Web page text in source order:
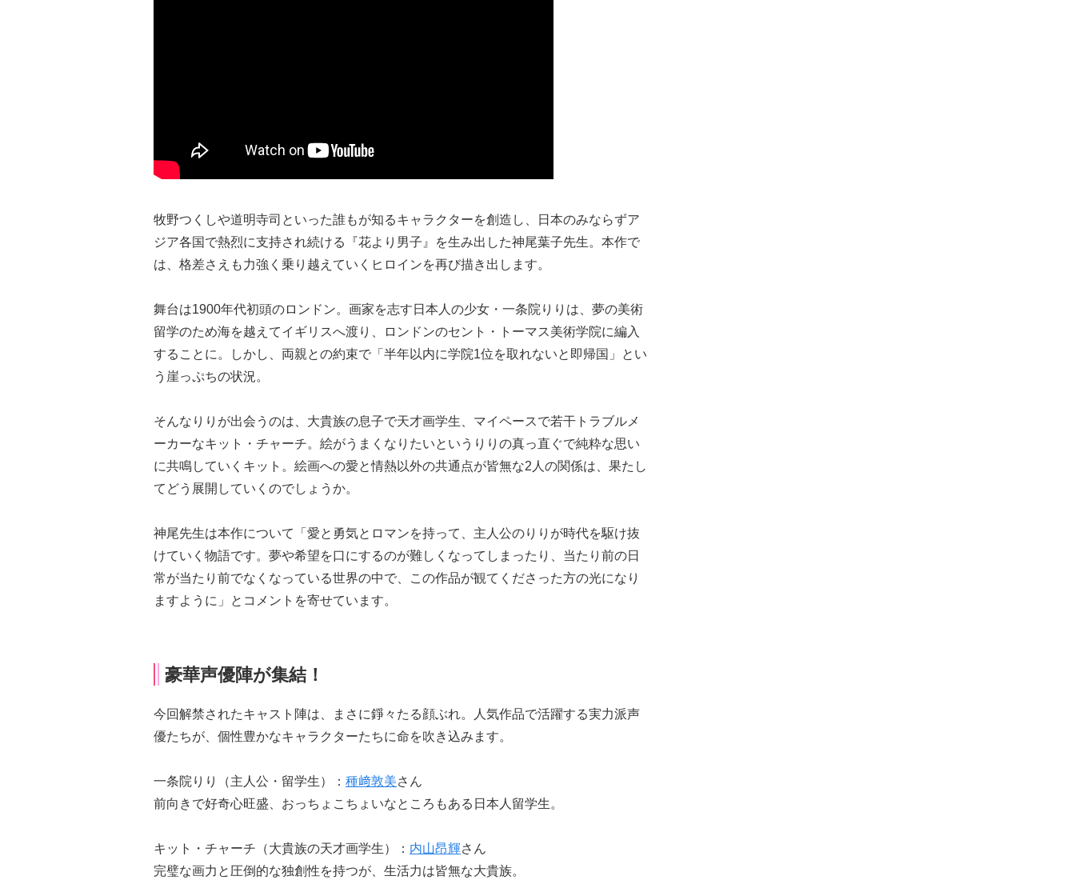
牧野つくしや道明寺司といった誰もが知るキャラクターを創造し、日本のみならずア
ジア各国で熱烈に支持され続ける『花より男子』を生み出した神尾葉子先生。本作で
は、格差さえも力強く乗り越えていくヒロインを再び描き出します。
舞台は1900年代初頭のロンドン。画家を志す日本人の少女・一条院りりは、夢の美術
留学のため海を越えてイギリスへ渡り、ロンドンのセント・トーマス美術学院に編入
することに。しかし、両親との約束で「半年以内に学院1位を取れないと即帰国」とい
う崖っぷちの状況。
そんなりりが出会うのは、大貴族の息子で天才画学生、マイペースで若干トラブルメ
ーカーなキット・チャーチ。絵がうまくなりたいというりりの真っ直ぐで純粋な思い
に共鳴していくキット。絵画への愛と情熱以外の共通点が皆無な2人の関係は、果たし
てどう展開していくのでしょうか。
神尾先生は本作について「愛と勇気とロマンを持って、主人公のりりが時代を駆け抜
けていく物語です。夢や希望を口にするのが難しくなってしまったり、当たり前の日
常が当たり前でなくなっている世界の中で、この作品が観てくださった方の光になり
ますように」とコメントを寄せています。
豪華声優陣が集結！
今回解禁されたキャスト陣は、まさに錚々たる顔ぶれ。人気作品で活躍する実力派声
優たちが、個性豊かなキャラクターたちに命を吹き込みます。
一条院りり（主人公・留学生）： 種﨑敦美さん
前向きで好奇心旺盛、おっちょこちょいなところもある日本人留学生。
キット・チャーチ（大貴族の天才画学生）： 内山昂輝さん
完璧な画力と圧倒的な独創性を持つが、生活力は皆無な大貴族。